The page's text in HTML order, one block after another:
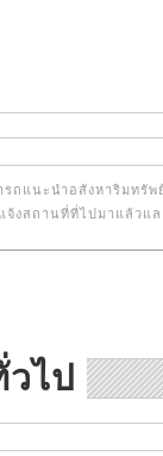
รถแนะนำอสังหาริมทรั
งสถานที่ที่ไปมาแล้วแล
ไป